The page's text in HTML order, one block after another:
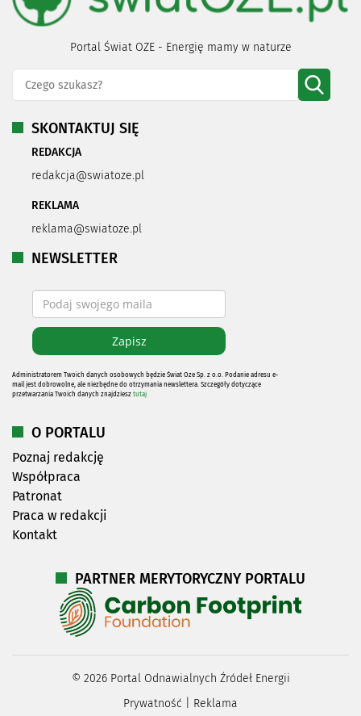
Portal Świat OZE - Energię mamy w naturze
SKONTAKTUJ SIĘ
REDAKCJA
redakcja@swiatoze.pl
REKLAMA
reklama@swiatoze.pl
NEWSLETTER
Administratorem Twoich danych osobowych będzie Świat Oze Sp. z o.o. Podanie adresu e-
mail jest dobrowolne, ale niezbędne do otrzymania newslettera. Szczegóły dotyczące
przetwarzania Twoich danych znajdziesz tutaj
O PORTALU
Poznaj redakcję
Współpraca
Patronat
Praca w redakcji
Kontakt
PARTNER MERYTORYCZNY PORTALU
© 2026Portal Odnawialnych Źródeł Energii
Prywatność
Reklama